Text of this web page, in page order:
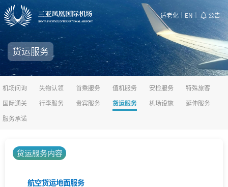
适老化 EN 公告
货运服务
机场问询 失物认领 首乘服务 值机服务 安检服务 特殊旅客
国际通关 行李服务 贵宾服务 货运服务 机场设施 延伸服务
服务承诺
货运服务内容
航空货运地面服务